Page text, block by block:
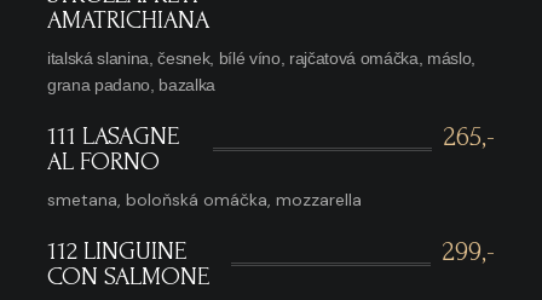
AMATRICHIANA
italská slanina, česnek, bílé víno, rajčatová omáčka, máslo,
grana padano, bazalka
111 LASAGNE
AL FORNO
265,-
smetana, boloňská omáčka, mozzarella
112 LINGUINE
CON SALMONE
299,-